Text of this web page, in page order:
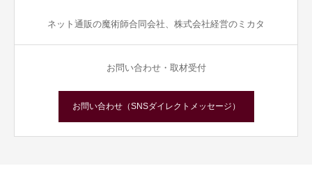
ネット通販の魔術師合同会社、株式会社経営のミカタ
お問い合わせ・取材受付
お問い合わせ（SNSダイレクトメッセージ）